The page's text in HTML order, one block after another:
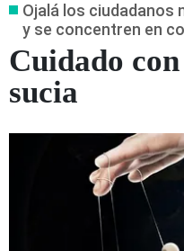
Ojalá los ciudadanos
y se concentren en
Cuidado
sucia